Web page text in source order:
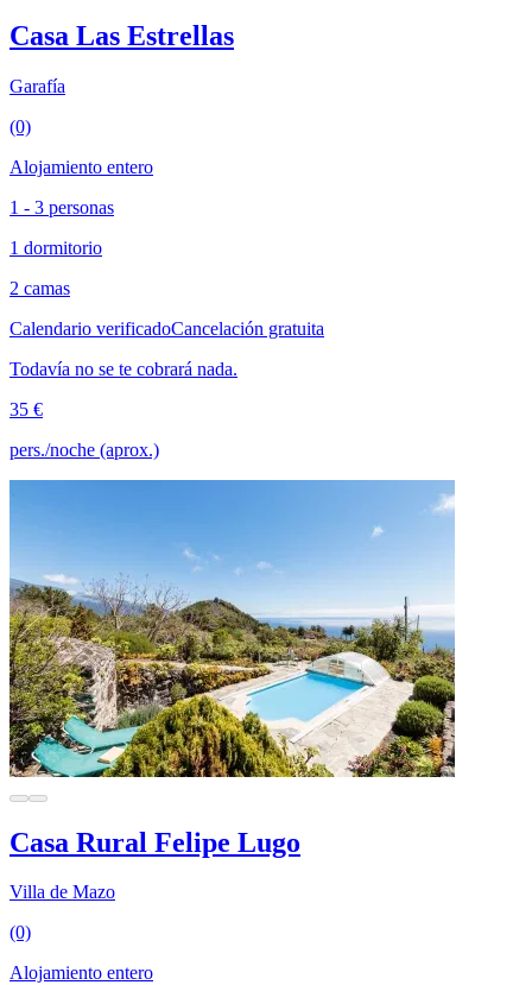
Casa Las Estrellas
Garafía
(0)
Alojamiento entero
1 - 3 personas
1 dormitorio
2 camas
Calendario verificadoCancelación gratuita
Todavía no se te cobrará nada.
35 €
pers./noche (aprox.)
Casa Rural Felipe Lugo
Villa de Mazo
(0)
Alojamiento entero